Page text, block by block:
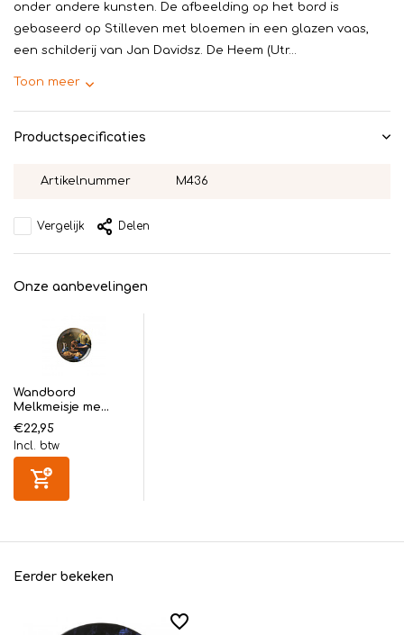
onder andere kunsten. De afbeelding op het bord is
gebaseerd op Stilleven met bloemen in een glazen vaas,
een schilderij van Jan Davidsz. De Heem (Utr...
Toon meer
Productspecificaties
Artikelnummer M436
Vergelijk Delen
Onze aanbevelingen
Wandbord
Melkmeisje me...
€22,95
Incl. btw
Eerder bekeken